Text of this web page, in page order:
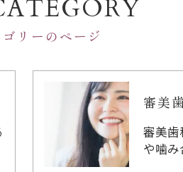
リーのページ
審美
審美
や噛